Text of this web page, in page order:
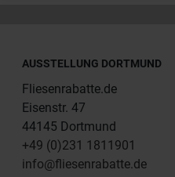
AUSSTELLUNG DORTMUND
Fliesenrabatte.de
Eisenstr. 47
44145 Dortmund
+49 (0)231 1811901
info@fliesenrabatte.de